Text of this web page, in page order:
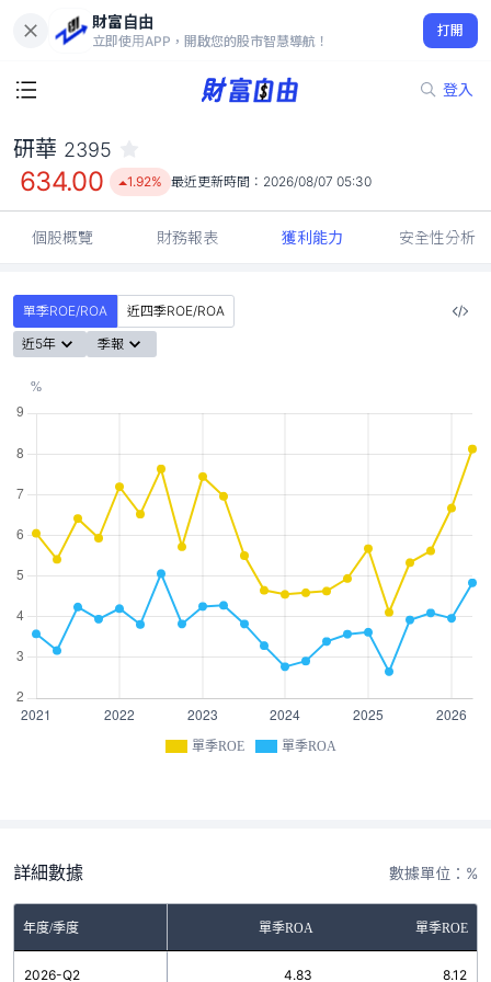
財富自由
立即使用APP，開啟您的股市智慧導航！
打開
登入
634.00
1.92%
研華 2395
634.00 1.92% 最近更新時間： 2026/08/07 05:30
個股概覽 財務報表 獲利能力 安全性分析
單季ROE/ROA
近四季ROE/ROA
近5年
季報
單季ROE 單季ROA
詳細數據 數據單位：%
年度/季度 單季ROA 單季ROE
2026-Q2 4.83 8.12